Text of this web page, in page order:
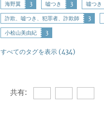
海野翼 3 嘘つき 3 噓つき
詐欺、嘘つき、犯罪者、詐欺師 3
小桧山美由紀 3
すべてのタグを表示 (434)
共有: